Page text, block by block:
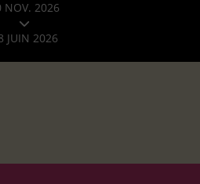
NOV. 2026
JUIN 2026